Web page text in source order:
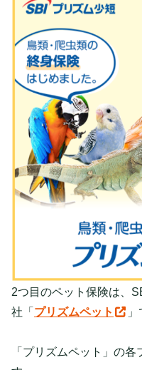
2つ目のペット保険は、
社「 プリズムペット 」
「プリズムペット」の